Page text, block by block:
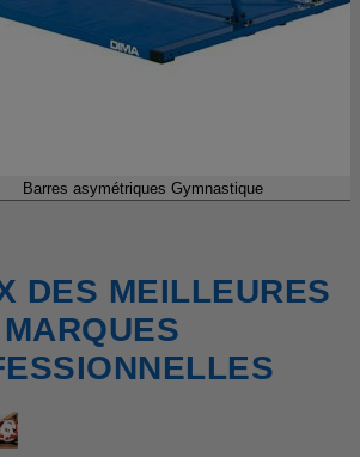
Barres asymétriques Gymnastique
DES MEILLEURES
MARQUES